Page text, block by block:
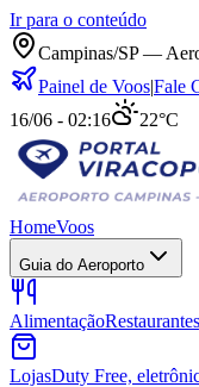
Ir para o conteúdo
Campinas/SP —
Painel de Voos|Fale
16/06 - 02:16
22°C
HomeVoos
Guia do Aeroporto
Alimentação
LojasDuty Free,